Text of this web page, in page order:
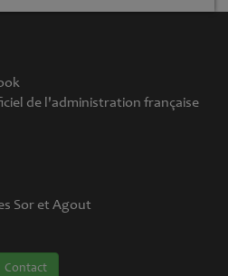
de l'administration française
Sor et Agout
Contact